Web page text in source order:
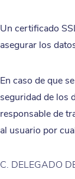
Un certificado
asegurar los
En caso de que
seguridad de los
responsable de
al usuario por
C. DELEGADO